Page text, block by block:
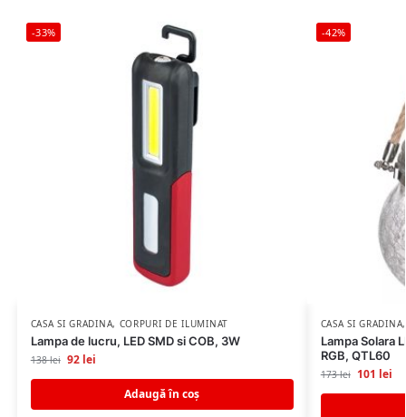
-33%
CASA SI GRADINA, CORPURI DE ILUMINAT
Lampa de lucru, LED SMD si COB, 3W
138lei 92 lei
Adaugă în coș
-42%
CASA SI GRADINA
Lampa Solara
RGB, QTL60
173lei 101 lei